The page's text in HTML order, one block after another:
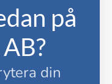
på
din